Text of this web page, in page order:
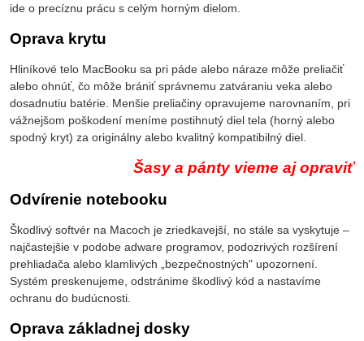
ide o precíznu prácu s celým horným dielom.
Oprava krytu
Hliníkové telo MacBooku sa pri páde alebo náraze môže preliačiť
alebo ohnúť, čo môže brániť správnemu zatváraniu veka alebo
dosadnutiu batérie. Menšie preliačiny opravujeme narovnaním, pri
vážnejšom poškodení meníme postihnutý diel tela (horný alebo
spodný kryt) za originálny alebo kvalitný kompatibilný diel.
Šasy a pánty vieme aj opraviť
Odvírenie notebooku
Škodlivý softvér na Macoch je zriedkavejší, no stále sa vyskytuje –
najčastejšie v podobe adware programov, podozrivých rozšírení
prehliadača alebo klamlivých „bezpečnostných" upozornení.
Systém preskenujeme, odstránime škodlivý kód a nastavíme
ochranu do budúcnosti.
Oprava základnej dosky